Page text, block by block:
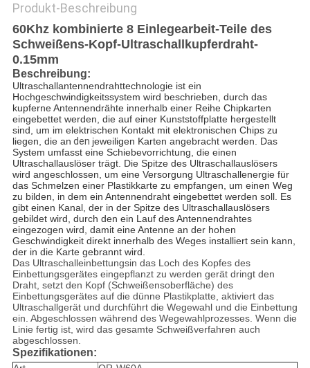
Produkt-Beschreibung
60Khz kombinierte 8 Einlegearbeit-Teile des
Schweißens-Kopf-Ultraschallkupferdraht-
0.15mm
Beschreibung:
Ultraschallantennendrahttechnologie ist ein
Hochgeschwindigkeitssystem wird beschrieben, durch das
kupferne Antennendrähte innerhalb einer Reihe Chipkarten
eingebettet werden, die auf einer Kunststoffplatte hergestellt
sind, um im elektrischen Kontakt mit elektronischen Chips zu
liegen, die an den jeweiligen Karten angebracht werden. Das
System umfasst eine Schiebevorrichtung, die einen
Ultraschallauslöser trägt. Die Spitze des Ultraschallauslösers
wird angeschlossen, um eine Versorgung Ultraschallenergie für
das Schmelzen einer Plastikkarte zu empfangen, um einen Weg
zu bilden, in dem ein Antennendraht eingebettet werden soll. Es
gibt einen Kanal, der in der Spitze des Ultraschallauslösers
gebildet wird, durch den ein Lauf des Antennendrahtes
eingezogen wird, damit eine Antenne an der hohen
Geschwindigkeit direkt innerhalb des Weges installiert sein kann,
der in die Karte gebrannt wird.
Das Ultraschalleinbettungsin das Loch des Kopfes des
Einbettungsgerätes eingepflanzt zu werden gerät dringt den
Draht, setzt den Kopf (Schweißensoberfläche) des
Einbettungsgerätes auf die dünne Plastikplatte, aktiviert das
Ultraschallgerät und durchführt die Wegewahl und die Einbettung
ein. Abgeschlossen während des Wegewahlprozesses. Wenn die
Linie fertig ist, wird das gesamte Schweißverfahren auch
abgeschlossen.
Spezifikationen: